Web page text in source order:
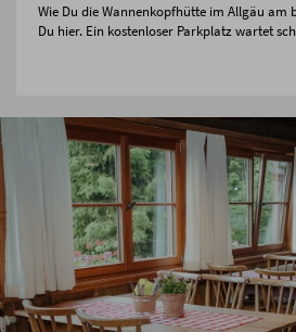
Wie Du die Wannenkopfhütte im Allgäu am
Du hier. Ein kostenloser Parkplatz wartet